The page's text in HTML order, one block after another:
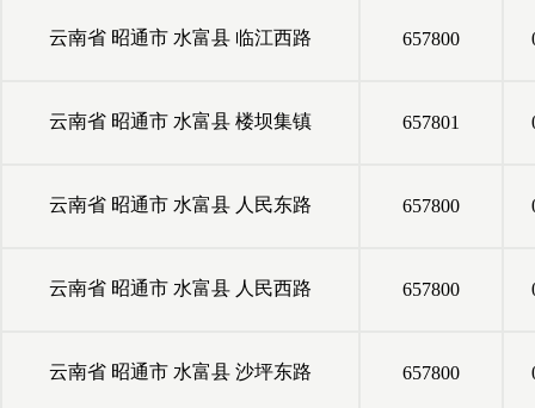
云南省 昭通市 水富县 临江西路 657800
云南省 昭通市 水富县 楼坝集镇 657801
云南省 昭通市 水富县 人民东路 657800
云南省 昭通市 水富县 人民西路 657800
云南省 昭通市 水富县 沙坪东路 657800